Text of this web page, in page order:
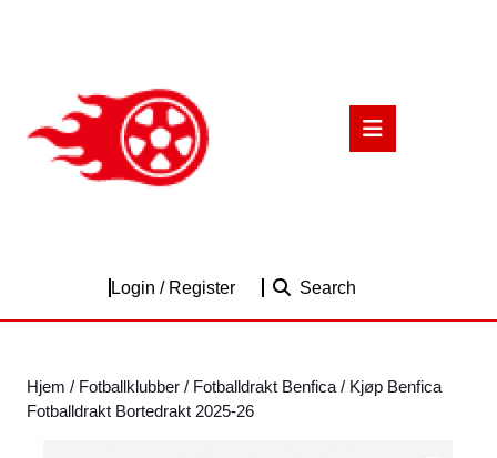
Login / RegisterLogin
Search
Hjem / Fotballklubber / Fotballdrakt Benfica / Kjøp Benfica
Fotballdrakt Bortedrakt 2025-26